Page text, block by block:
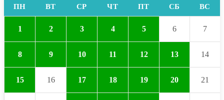
ПН ВТ СР ЧТ ПТ СБ ВС
1 2 3 4 5 6 7
8 9 10 11 12 13 14
15 16 17 18 19 20 21